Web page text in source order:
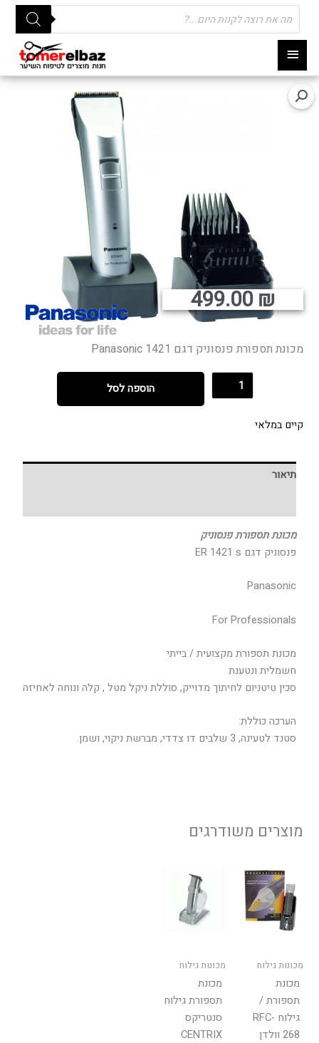
תפריט
ראשי
Products
search
מכונת תספורת פנסוניק דגם 1421 Panasonic
499.00₪
הוספה לסל
קיים במלאי
תיאור
מכונת תספורת פנסוניק
פנסוניק דגם ER 1421 s
Panasonic
For Professionals
מכונת תספורת מקצועית / בייתי
חשמלית ונטענת
סכין טיטניום לחיתוך מדוייק, סוללת ניקל מטל , קלה ונוחה לאחיזה
הערכה כוללת:
סטנד לטעינה, 3 שלבים דו צדדי, מברשת ניקוי, ושמן.
מוצרים משודרגים
מכונות גילוח
מכונת
תספורת /
גילוח RFC-
268 וולדן
מכונות גילוח
מכונת
תספורת גילוח
סנטריקס
CENTRIX